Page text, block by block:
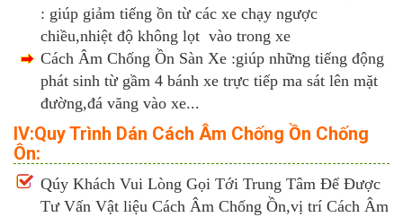
: giúp giảm tiếng ồn từ các xe chạy ngược
chiều,nhiệt độ không lọt vào trong xe
Cách Âm Chống Ồn Sàn Xe :giúp những tiếng động
phát sinh từ gầm 4 bánh xe trực tiếp ma sát lên mặt
đường,đá văng vào xe...
IV:Quy Trình Dán Cách Âm Chống Ồn Chống
Ôn:
Qúy Khách Vui Lòng Gọi Tới Trung Tâm Để Được
Tư Vấn Vật liệu Cách Âm Chống Ồn,vị trí Cách Âm